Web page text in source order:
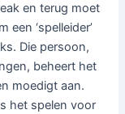
en terug moet
een ‘spelleider’
Die persoon,
beheert het
moedigt aan.
het spelen voor